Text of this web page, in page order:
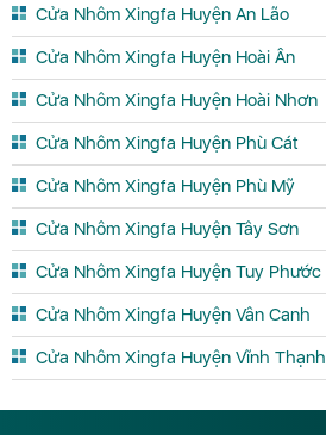
Cửa Nhôm Xingfa Huyện An Lão
Cửa Nhôm Xingfa Huyện Hoài Ân
Cửa Nhôm Xingfa Huyện Hoài Nhơn
Cửa Nhôm Xingfa Huyện Phù Cát
Cửa Nhôm Xingfa Huyện Phù Mỹ
Cửa Nhôm Xingfa Huyện Tây Sơn
Cửa Nhôm Xingfa Huyện Tuy Phước
Cửa Nhôm Xingfa Huyện Vân Canh
Cửa Nhôm Xingfa Huyện Vĩnh Thạnh